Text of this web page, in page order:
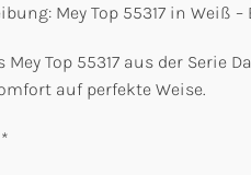
Mey Top 55317 in Weiß
Mey Top 55317 aus der
auf perfekte Weise.